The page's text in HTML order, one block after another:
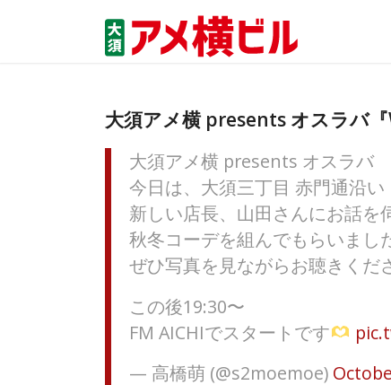
大須アメ横 presents オスラバ
大須アメ横 presents オスラバ
今日は、大須三丁目 赤門通沿
新しい店長、山田さんにお話を
秋冬コーデを組んでもらいまし
ぜひ写真を見ながらお聴きくだ
この後19:30〜
FM AICHIでスタートです
— 高橋萌 (@s2moemoe)